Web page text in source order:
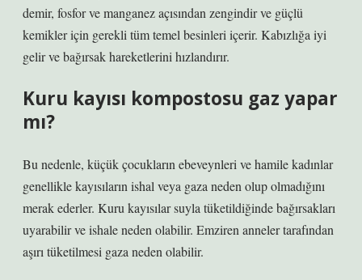
demir, fosfor ve manganez açısından zengindir ve güçlü
kemikler için gerekli tüm temel besinleri içerir. Kabızlığa iyi
gelir ve bağırsak hareketlerini hızlandırır.
Kuru kayısı kompostosu gaz yapar
mı?
Bu nedenle, küçük çocukların ebeveynleri ve hamile kadınlar
genellikle kayısıların ishal veya gaza neden olup olmadığını
merak ederler. Kuru kayısılar suyla tüketildiğinde bağırsakları
uyarabilir ve ishale neden olabilir. Emziren anneler tarafından
aşırı tüketilmesi gaza neden olabilir.